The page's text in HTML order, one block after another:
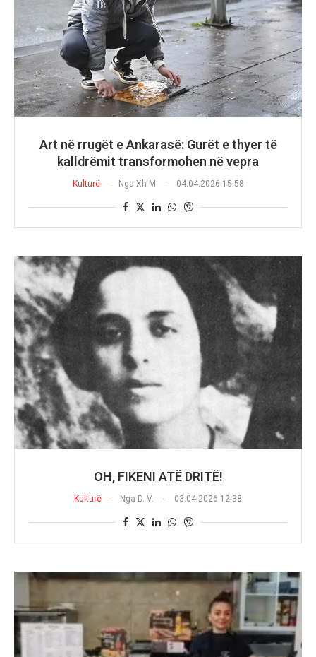
Art në rrugët e Ankarasë: Gurët e thyer të
kalldrëmit transformohen në vepra
Kulturë Nga Xh M 04.04.2026 15:58
OH, FIKENI ATË DRITË!
Kulturë Nga D. V. 03.04.2026 12:38